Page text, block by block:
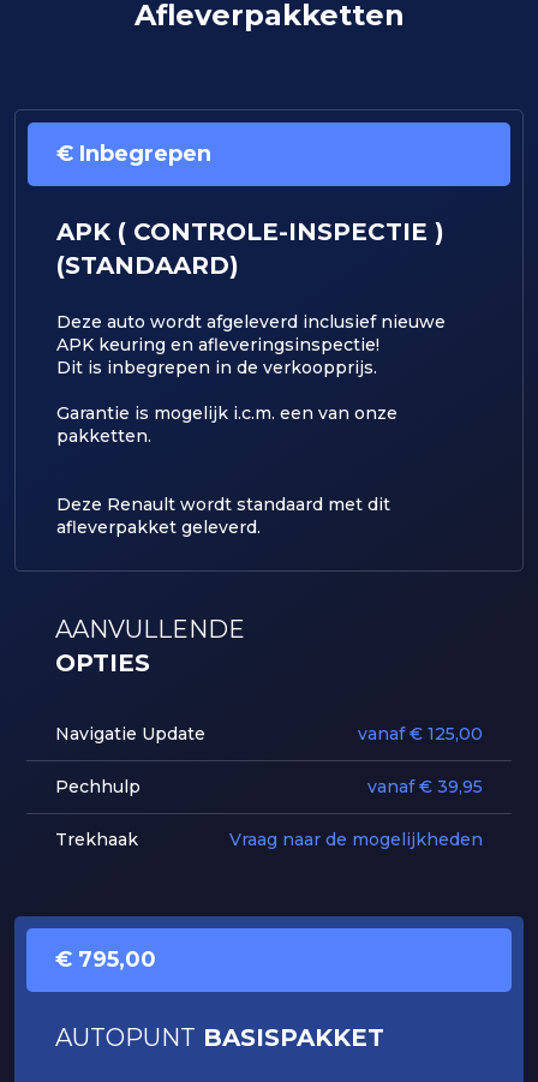
Afleverpakketten
€ Inbegrepen
APK ( CONTROLE-INSPECTIE )
(STANDAARD)
Deze auto wordt afgeleverd inclusief nieuwe
APK keuring en afleveringsinspectie!
Dit is inbegrepen in de verkoopprijs.
​Garantie is mogelijk i.c.m. een van onze
pakketten.
Deze Renault wordt standaard met dit
afleverpakket geleverd.
AANVULLENDE
OPTIES
Navigatie Update vanaf € 125,00
Pechhulp vanaf € 39,95
Trekhaak Vraag naar de mogelijkheden
€ 795,00
AUTOPUNT BASISPAKKET